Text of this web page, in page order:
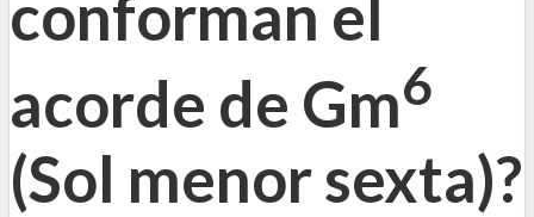
conforman el
acorde de Gm6
(Sol menor sexta)?